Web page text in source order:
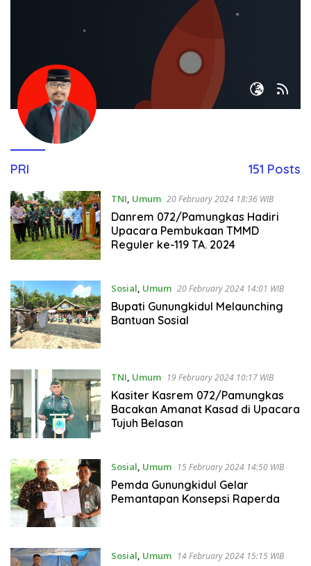
PRI 151 Posts
TNI, Umum 20 February 2024 18:36 WIB
Danrem 072/Pamungkas Hadiri
Upacara Pembukaan TMMD
Reguler ke-119 TA. 2024
Sosial, Umum 20 February 2024 14:01 WIB
Bupati Gunungkidul Melaunching
Bantuan Sosial
TNI, Umum 19 February 2024 10:17 WIB
Kasiter Kasrem 072/Pamungkas
Bacakan Amanat Kasad di Upacara
Tujuh Belasan
Sosial, Umum 15 February 2024 14:50 WIB
Pemda Gunungkidul Gelar
Pemantapan Konsepsi Raperda
Sosial, Umum 14 February 2024 15:15 WIB